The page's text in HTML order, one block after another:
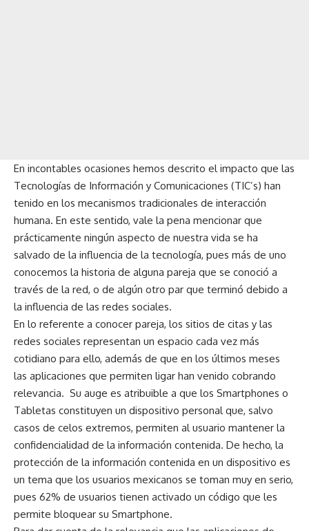
En incontables ocasiones hemos descrito el impacto que las
Tecnologías de Información y Comunicaciones (TIC’s) han
tenido en los mecanismos tradicionales de interacción
humana. En este sentido, vale la pena mencionar que
prácticamente ningún aspecto de nuestra vida se ha
salvado de la influencia de la tecnología, pues más de uno
conocemos la historia de alguna pareja que se conoció a
través de la red, o de algún otro par que terminó debido a
la influencia de las redes sociales.
En lo referente a conocer pareja, los sitios de citas y las
redes sociales representan un espacio cada vez más
cotidiano para ello, además de que en los últimos meses
las aplicaciones que permiten ligar han venido cobrando
relevancia. Su auge es atribuible a que los Smartphones o
Tabletas constituyen un dispositivo personal que, salvo
casos de celos extremos, permiten al usuario mantener la
confidencialidad de la información contenida. De hecho, la
protección de la información contenida en un dispositivo es
un tema que los usuarios mexicanos se toman muy en serio,
pues 62% de usuarios tienen activado un código que les
permite bloquear su Smartphone.